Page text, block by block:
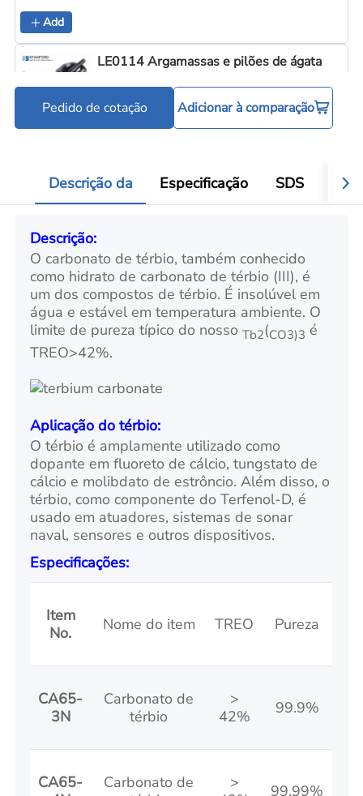
Add
LE0114 Argamassas e pilões de ágata
Pedido de cotação Adicionar à comparação
Descrição da Especificação SDS
Descrição:
O carbonato de térbio, também conhecido
como hidrato de carbonato de térbio (III), é
um dos compostos de térbio. É insolúvel em
água e estável em temperatura ambiente. O
limite de pureza típico do nossoTb2(CO3)3 é
TREO>42%.
Aplicação do térbio:
O térbio é amplamente utilizado como
dopante em fluoreto de cálcio, tungstato de
cálcio e molibdato de estrôncio. Além disso, o
térbio, como componente do Terfenol-D, é
usado em atuadores, sistemas de sonar
naval, sensores e outros dispositivos.
Especificações:
Item
No.
Nome do item TREO Pureza
CA65-
3N
Carbonato de
térbio
>
42%
99.9%
CA65-
Carbonato de
>
99.99%